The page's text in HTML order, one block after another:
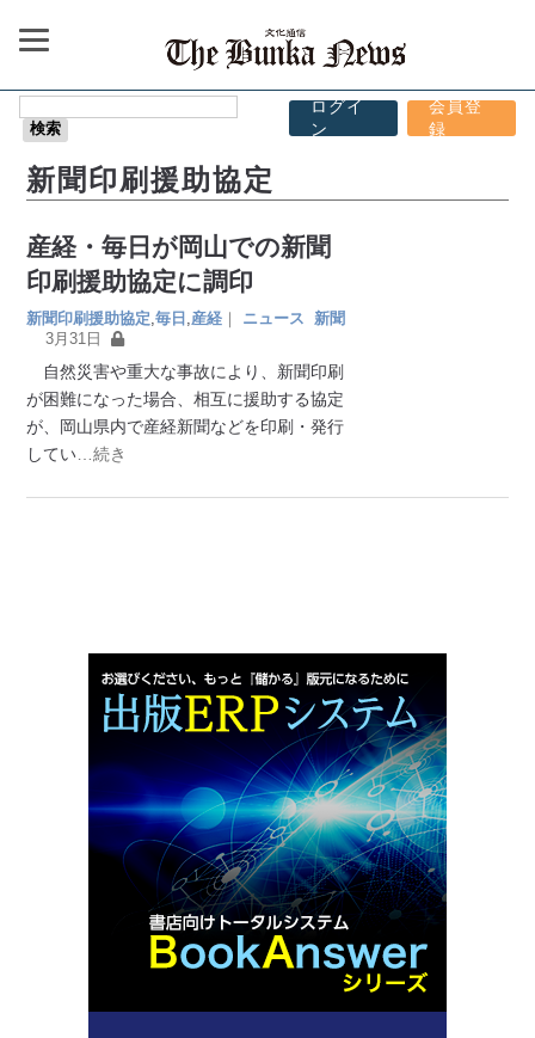
ログイ
ン
会員登
録
新聞印刷援助協定
産経・毎日が岡山での新聞
印刷援助協定に調印
新聞印刷援助協定 ,毎日 産経 ｜ ニュース
新聞
3月31日
自然災害や重大な事故により、新聞印刷
が困難になった場合、相互に援助する協定
が、岡山県内で産経新聞などを印刷・発行
してい …続き